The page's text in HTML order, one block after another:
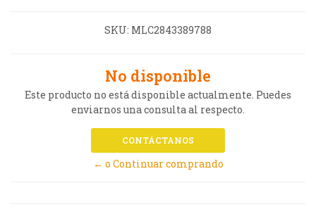
SKU: MLC2843389788
No disponible
Este producto no está disponible actualmente. Puedes
enviarnos una consulta al respecto.
CONTÁCTANOS
← o Continuar comprando